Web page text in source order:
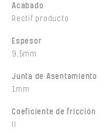
Acabado
Rectif producto
Espesor
9,5mm
Junta de Asentamiento
1mm
Coeficiente de fricción